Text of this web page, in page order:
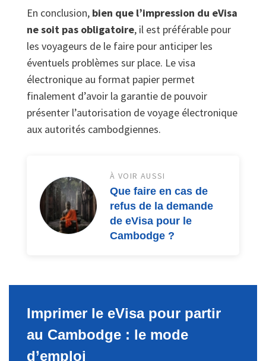
En conclusion, bien que l’impression du eVisa
ne soit pas obligatoire, il est préférable pour
les voyageurs de le faire pour anticiper les
éventuels problèmes sur place. Le visa
électronique au format papier permet
finalement d’avoir la garantie de pouvoir
présenter l’autorisation de voyage électronique
aux autorités cambodgiennes.
À VOIR AUSSI
Que faire en cas de
refus de la demande
de eVisa pour le
Cambodge ?
Imprimer le eVisa pour partir
au Cambodge : le mode
d’emploi